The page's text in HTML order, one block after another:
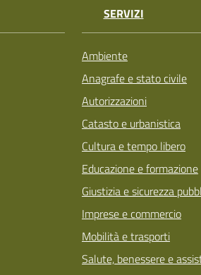
SERVIZI
Ambiente
Anagrafe e stato civile
Autorizzazioni
Catasto e urbanistica
Cultura e tempo libero
Educazione e formazione
Giustizia e sicurezza
Imprese e commercio
Mobilità e trasporti
Salute, benessere e